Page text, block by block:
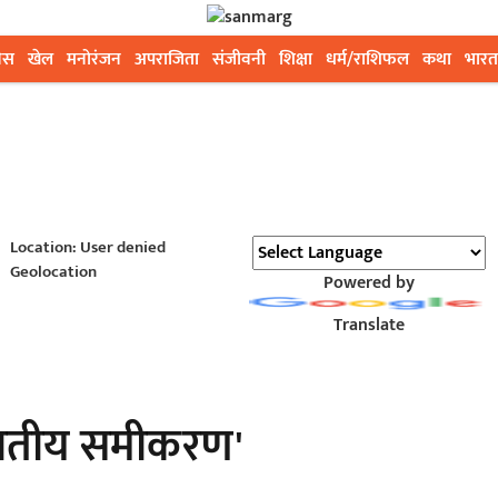
खेल मनोरंजन अपराजिता संजीवनी शिक्षा धर्म/राशिफल कथा भारत
Location: User denied
Geolocation
Powered by
Translate
समीकरण'